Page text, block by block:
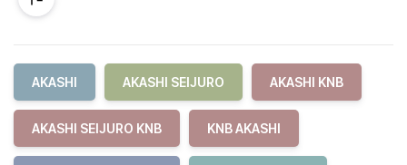
AKASHI AKASHI SEIJURO AKASHI KNB
AKASHI SEIJURO KNB KNB AKASHI